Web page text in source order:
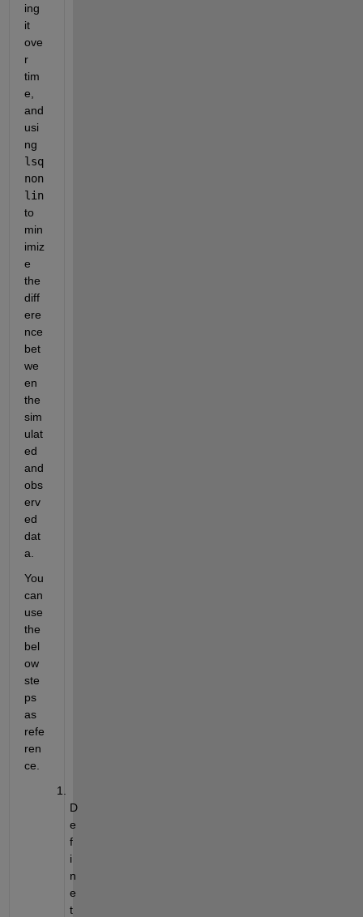
ing
it
ove
r
tim
e,
and
usi
lsq
non
lin
to
min
imiz
e
the
diff
ere
nce
bet
we
en
the
sim
ulat
ed
and
obs
erv
ed
dat
a.
You
can
use
the
bel
ow
ste
ps
as
refe
ren
ce.
D
e
f
i
n
e
t